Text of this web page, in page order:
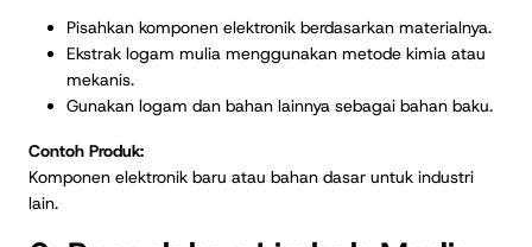
Pisahkan komponen elektronik berdasarkan materialnya.
Ekstrak logam mulia menggunakan metode kimia atau
mekanis.
Gunakan logam dan bahan lainnya sebagai bahan baku.
Contoh Produk:
Komponen elektronik baru atau bahan dasar untuk industri
lain.